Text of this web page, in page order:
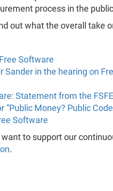
process in the
out what the overall take
Software
Sander in the hearing on
Statement from the
“Public Money? Public
Software
to support our
.